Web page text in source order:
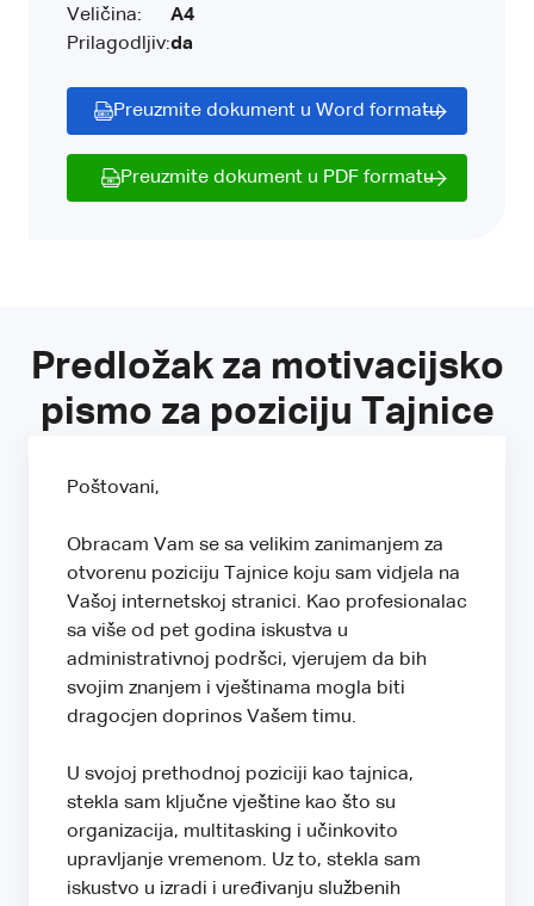
Veličina:
Prilagodljiv:
A4
da
Preuzmite dokument u Word formatu
Preuzmite dokument u PDF formatu
Predložak za motivacijsko
pismo za poziciju Tajnice
Poštovani,
Obracam Vam se sa velikim zanimanjem za
otvorenu poziciju Tajnice koju sam vidjela na
Vašoj internetskoj stranici. Kao profesionalac
sa više od pet godina iskustva u
administrativnoj podršci, vjerujem da bih
svojim znanjem i vještinama mogla biti
dragocjen doprinos Vašem timu.
U svojoj prethodnoj poziciji kao tajnica,
stekla sam ključne vještine kao što su
organizacija, multitasking i učinkovito
upravljanje vremenom. Uz to, stekla sam
iskustvo u izradi i uređivanju službenih